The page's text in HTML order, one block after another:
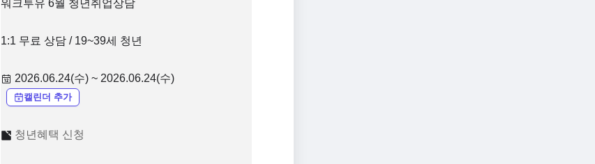
워크투유 6월 청년취업상담
1:1 무료 상담 / 19~39세 청년
2026.06.24(수) ~ 2026.06.24(수)
캘린더 추가
청년혜택 신청